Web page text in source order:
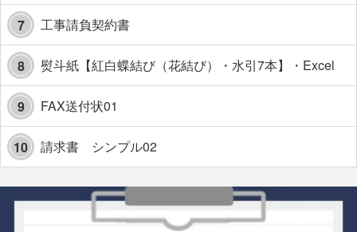
7 工事請負契約書
8 熨斗紙【紅白蝶結び（花結び）・水引7本】・Excel
9 FAX送付状01
10 請求書 シンプル02